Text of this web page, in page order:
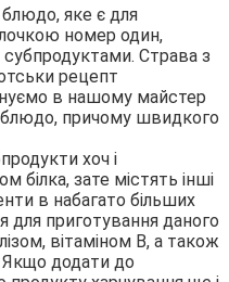
блюдо, яке є для
номер один,
Страва з
рецепт
в нашому майстер
блюдо, причому швидкого
хоч і
білка, зате містять інші
в набагато більших
для приготування даного
вітаміном В, а також
Якщо додати до